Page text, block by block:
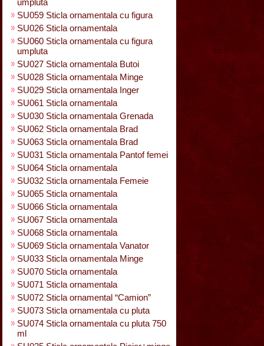
umpluta
SU059 Sticla ornamentala cu figura
SU026 Sticla ornamentala
SU060 Sticla ornamentala cu figura
umpluta
SU027 Sticla ornamentala Butoi
SU028 Sticla ornamentala Minge
SU029 Sticla ornamentala Inger
SU061 Sticla ornamentala
SU030 Sticla ornamentala Grenada
SU062 Sticla ornamentala Brad
SU063 Sticla ornamentala Brad
SU031 Sticla ornamentala Pantof femei
SU064 Sticla ornamentala
SU032 Sticla ornamentala Femeie
SU065 Sticla ornamentala
SU066 Sticla ornamentala
SU067 Sticla ornamentala
SU068 Sticla ornamentala
SU069 Sticla ornamentala Vanator
SU033 Sticla ornamentala Minge
SU070 Sticla ornamentala
SU071 Sticla ornamentala
SU072 Sticla ornamental “Camion”
SU073 Sticla ornamentala cu pluta
SU074 Sticla ornamentala cu pluta 750
ml